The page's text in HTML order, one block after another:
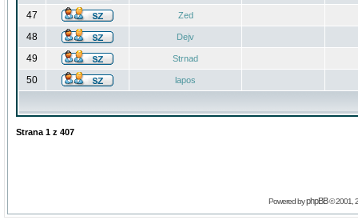
47 Zed
48 Dejv
49 Strnad
50 lapos
Strana 1 z 407
Powered byphpBB© 2001,